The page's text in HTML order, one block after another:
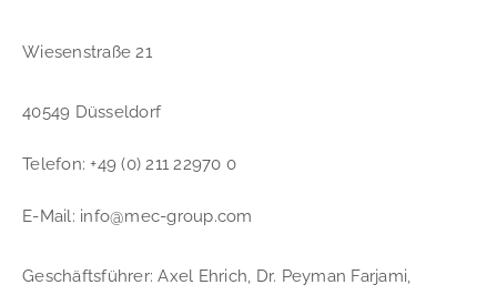
Wiesenstraße 21
40549 Düsseldorf
Telefon: +49 (0) 211 22970 0
E-Mail: info@mec-group.com
Geschäftsführer: Axel Ehrich, Dr. Peyman Farjami,